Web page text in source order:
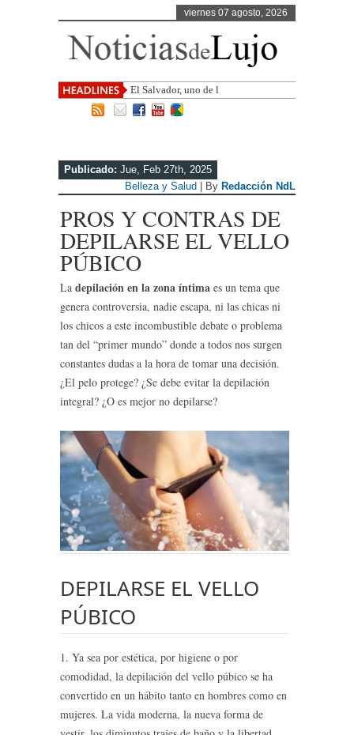
viernes 07 agosto, 2026
El Salvador, uno de los destinos con
mayor proyección d
Publicado: Jue, Feb 27th, 2025
Belleza y Salud | By Redacción NdL
PROS Y CONTRAS DE
DEPILARSE EL VELLO
PÚBICO
La depilación en la zona íntima es un tema que
genera controversia, nadie escapa, ni las chicas ni
los chicos a este incombustible debate o problema
tan del “primer mundo” donde a todos nos surgen
constantes dudas a la hora de tomar una decisión.
¿El pelo protege? ¿Se debe evitar la depilación
integral? ¿O es mejor no depilarse?
DEPILARSE EL VELLO
PÚBICO
1. Ya sea por estética, por higiene o por
comodidad, la depilación del vello púbico se ha
convertido en un hábito tanto en hombres como en
mujeres. La vida moderna, la nueva forma de